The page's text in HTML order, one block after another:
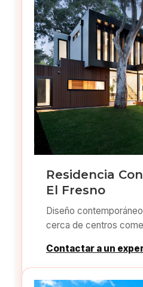
Residencia
El Fresno
Diseño
cerca de centros
Contactar a un